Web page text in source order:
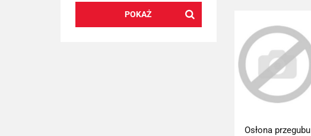
POKAŻ
Osłona przegubu